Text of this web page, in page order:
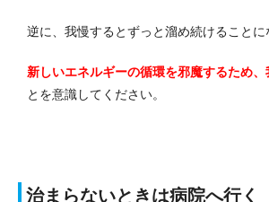
逆に、我慢するとずっと溜め続けることに
新しいエネルギーの循環を邪魔するため、
とを意識してください。
治まらないときは病院へ行く